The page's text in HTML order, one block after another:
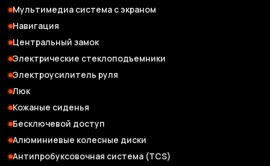
Мультимедиа система с экраном
Навигация
Центральный замок
Электрические стеклоподъемники
Электроусилитель руля
Люк
Кожаные сиденья
Бесключевой доступ
Алюминиевые колесные диски
Антипробуксовочная система (TCS)